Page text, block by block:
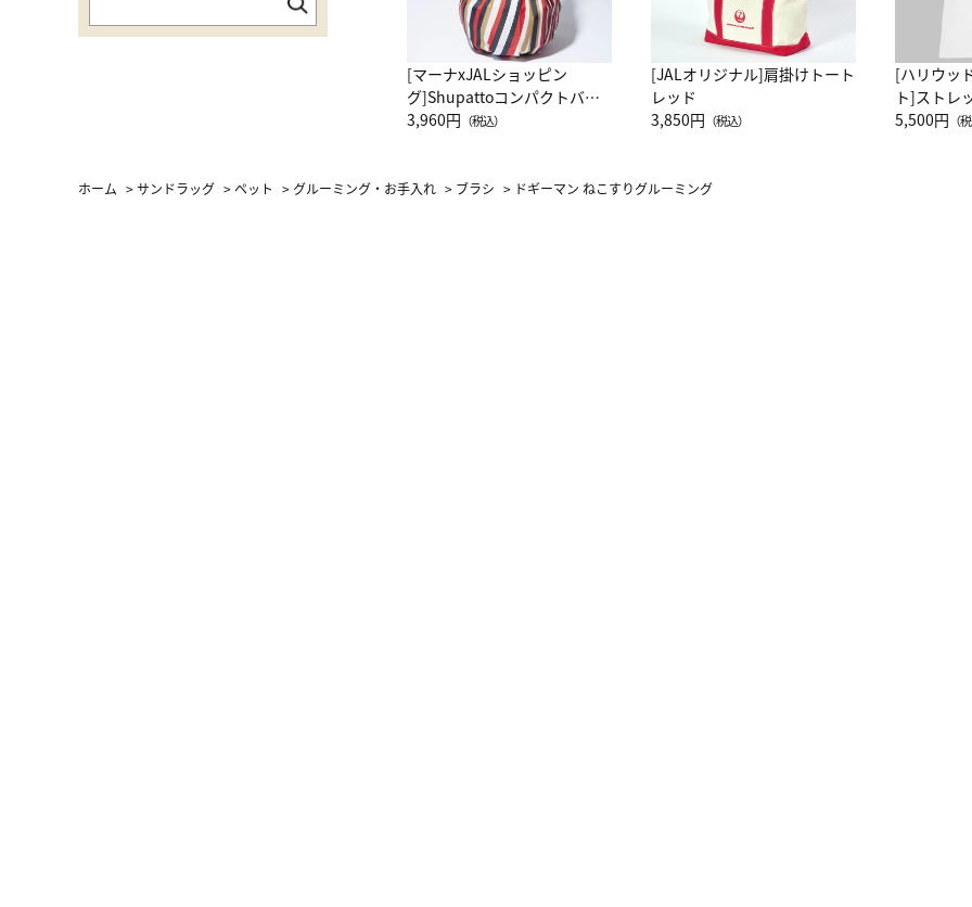
[マーナxJALショッピン
グ]Shupattoコンパクトバッ
グ Drop JAL客室乗務員
3,960円 （税込）
[JALオリジナル]肩掛けトート
レッド
3,850円 （税込）
[ハリウッ
ト]ストレ
ーネック別
5,500円 （
ホーム >サンドラッグ >ペット > グルーミング・お手入れ > ブラシ > ドギーマン ねこすりグルーミング